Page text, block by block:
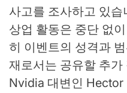
사고를 조사하고 있
상업 활동은 중단 없
히 이벤트의 성격과
재로서는 공유할 추가
Nvidia 대변인